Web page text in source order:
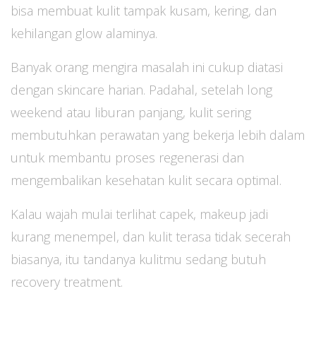
bisa membuat kulit tampak kusam, kering, dan
kehilangan glow alaminya.
Banyak orang mengira masalah ini cukup diatasi
dengan skincare harian. Padahal, setelah long
weekend atau liburan panjang, kulit sering
membutuhkan perawatan yang bekerja lebih dalam
untuk membantu proses regenerasi dan
mengembalikan kesehatan kulit secara optimal.
Kalau wajah mulai terlihat capek, makeup jadi
kurang menempel, dan kulit terasa tidak secerah
biasanya, itu tandanya kulitmu sedang butuh
recovery treatment.